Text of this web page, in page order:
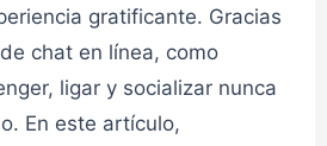
gratificante. Gracias
chat en línea, como
ligar y socializar nunca
En este artículo,